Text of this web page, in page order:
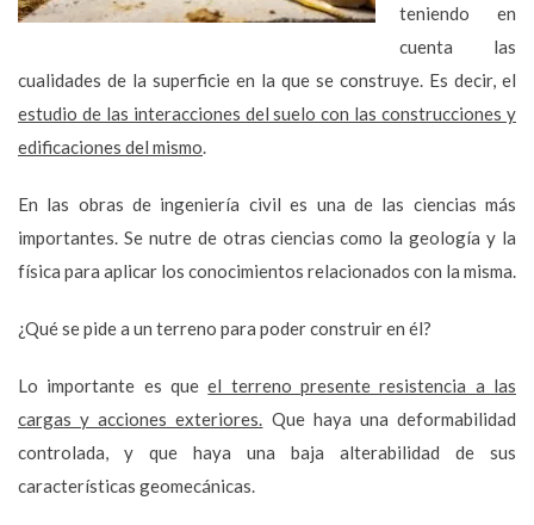
teniendo en
cuenta las
cualidades de la superficie en la que se construye. Es decir, el
estudio de las interacciones del suelo con las construcciones y
edificaciones del mismo.
En las obras de ingeniería civil es una de las ciencias más
importantes. Se nutre de otras ciencias como la geología y la
física para aplicar los conocimientos relacionados con la misma.
¿Qué se pide a un terreno para poder construir en él?
Lo importante es queel terreno presente resistencia a las
cargas y acciones exteriores. Que haya una deformabilidad
controlada, y que haya una baja alterabilidad de sus
características geomecánicas.